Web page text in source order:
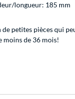
longueur: 185 mm
petites pièces qui
moins de 36 mois!